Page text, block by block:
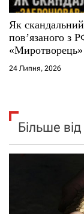
Як
повʼязаного з
«Миротворець»
24 Липня, 2026
Більше